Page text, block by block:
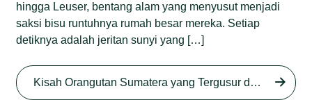
Sumatera di Rawa Tripa
Junaidi Hanafiah 27 Agu 2025
Begini Modus Perburuan
hingga Leuser, bentang alam yang menyusut menjadi
saksi bisu runtuhnya rumah besar mereka. Setiap
detiknya adalah jeritan sunyi yang […]
Kisah Orangutan Sumatera yang Tergusur dari Rumah Sendiri series